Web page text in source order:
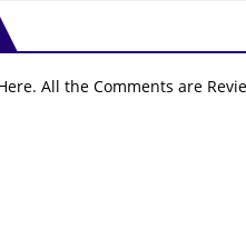
All the Comments are